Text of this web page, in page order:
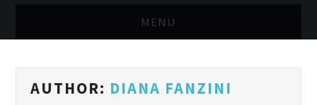
MENU
MASTER MARKETING & RETAIL
AUTHOR: DIANA FANZINI